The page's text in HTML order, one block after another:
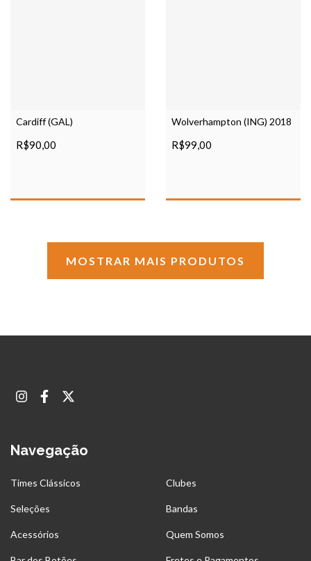
Cardiff (GAL)
R$90,00
Wolverhampton (ING) 2018
R$99,00
MOSTRAR MAIS PRODUTOS
Navegação
Times Clássicos Clubes
Seleções Bandas
Acessórios Quem Somos